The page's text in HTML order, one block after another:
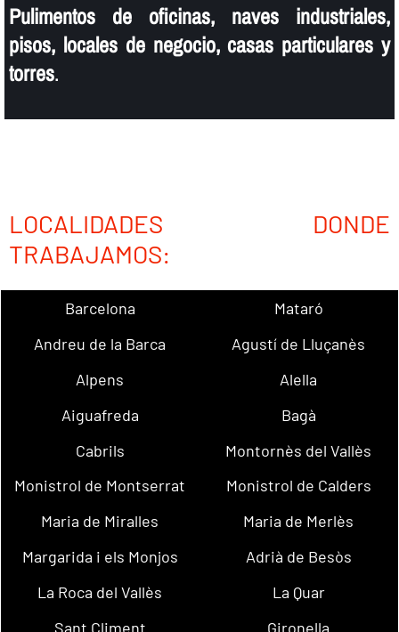
Pulimentos de oficinas, naves industriales,
pisos, locales de negocio, casas particulares y
torres.
LOCALIDADES DONDE
TRABAJAMOS:
Barcelona
Mataró
Andreu de la Barca
Agustí de Lluçanès
Alpens
Alella
Aiguafreda
Bagà
Cabrils
Montornès del Vallès
Monistrol de Montserrat
Monistrol de Calders
Maria de Miralles
Maria de Merlès
Margarida i els Monjos
Adrià de Besòs
La Roca del Vallès
La Quar
Sant Climent
Gironella